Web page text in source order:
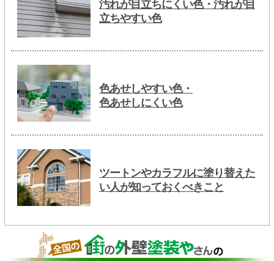
汚れが目立ちにくい色・汚れが目
立ちやすい色
色あせしやすい色・
色あせしにくい色
ツートンやカラフルに塗り替えた
い人が知っておくべきこと